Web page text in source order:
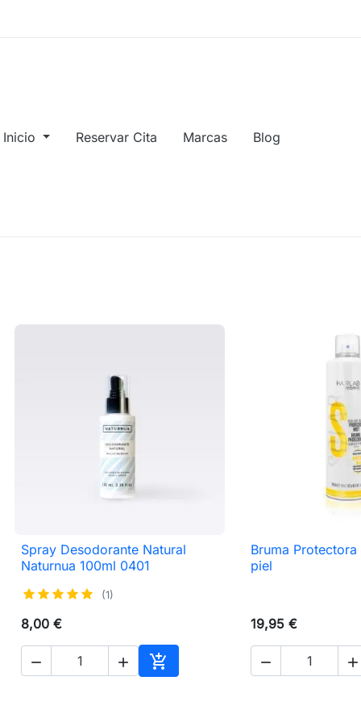
Inicio Reservar Cita Marcas Blog
 Vista rápida
Spray Desodorante Natural
Naturnua 100ml 0401
(1)
8,00 €
  
Añadir al carrito
 Vista
Bruma
piel
19,95 €
 